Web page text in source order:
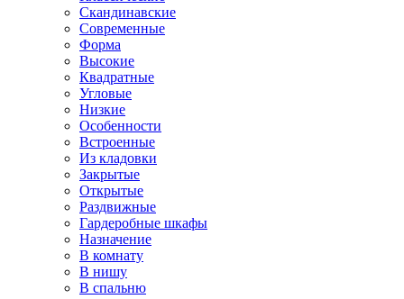
Скандинавские
Современные
Форма
Высокие
Квадратные
Угловые
Низкие
Особенности
Встроенные
Из кладовки
Закрытые
Открытые
Раздвижные
Гардеробные шкафы
Назначение
В комнату
В нишу
В спальню